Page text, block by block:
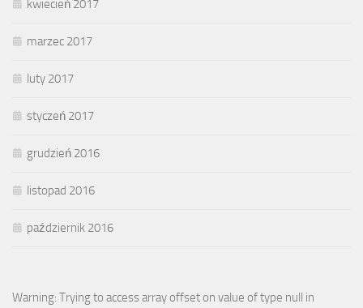
kwiecień 2017
marzec 2017
luty 2017
styczeń 2017
grudzień 2016
listopad 2016
październik 2016
Warning: Trying to access array offset on value of type null in